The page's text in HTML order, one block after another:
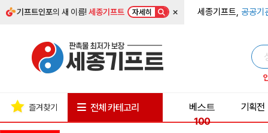
기프트인포의 새 이름!세종기프트 자세히 × 세종기프트, 공공기
즐겨찾기 전체 카테고리
베스트
100
기획전